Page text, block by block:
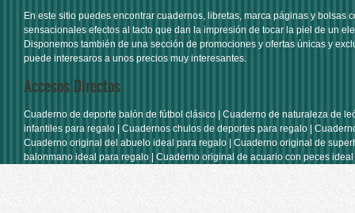
En este sitio puedes encontrar cuadernos, libretas, marca páginas y bolsas
sensacionales efectos al tacto que dan la impresión de tocar la piel de un
Disponemos también de una sección de promociones y ofertas únicas y
puede interesaros a unos precios muy interesantes.
Accesos Directos
Cuaderno de deporte balón de fútbol clásico
Cuaderno de naturaleza de
infantiles para regalo
Cuadernos chulos de deportes para regalo
Cuaderno original del abuelo ideal para regalo
Cuaderno original de
balonmano ideal para regalo
Cuaderno original de acuario con peces